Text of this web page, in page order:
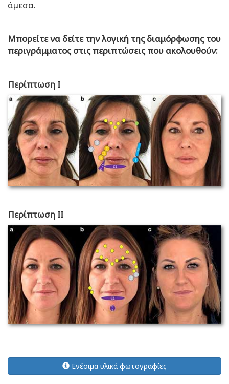
άμεσα.
Μπορείτε να δείτε την λογική της διαμόρφωσης του
περιγράμματος στις περιπτώσεις που ακολουθούν:
Περίπτωση Ι
Περίπτωση ΙΙ
Ενέσιμα υλικά φωτογραφίες